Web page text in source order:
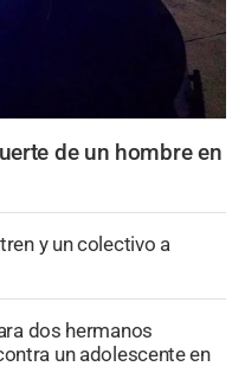
de un hombre en
y un colectivo a
dos hermanos
un adolescente en